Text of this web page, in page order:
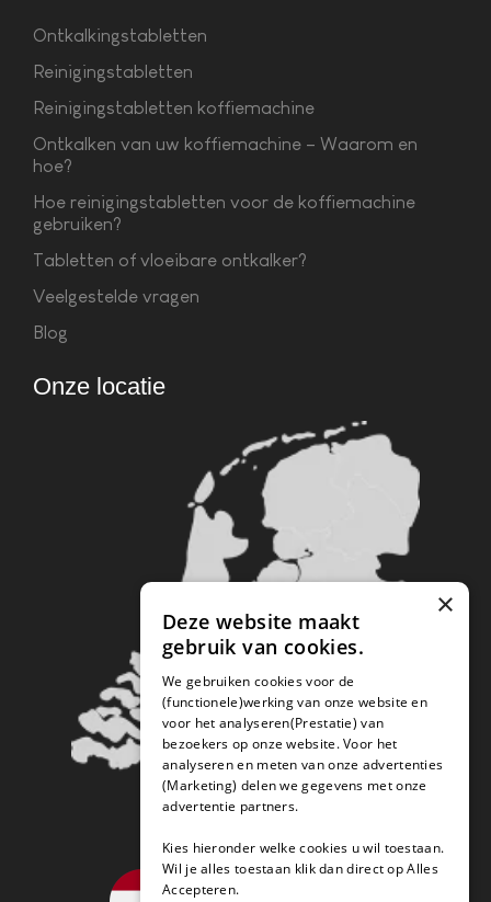
Ontkalkingstabletten
Reinigingstabletten
Reinigingstabletten koffiemachine
Ontkalken van uw koffiemachine – Waarom en
hoe?
Hoe reinigingstabletten voor de koffiemachine
gebruiken?
Tabletten of vloeibare ontkalker?
Veelgestelde vragen
Blog
Onze locatie
×
Deze website maakt
gebruik van cookies.
We gebruiken cookies voor de
(functionele)werking van onze website en
voor het analyseren(Prestatie) van
bezoekers op onze website. Voor het
analyseren en meten van onze advertenties
(Marketing) delen we gegevens met onze
advertentie partners.
Kies hieronder welke cookies u wil toestaan.
Wil je alles toestaan klik dan direct op Alles
Accepteren.